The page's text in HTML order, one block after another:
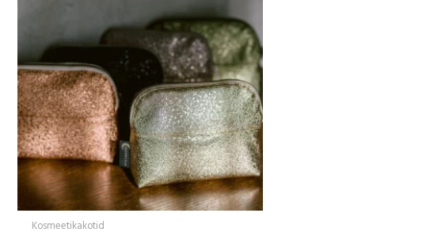
Kosmeetikakotid